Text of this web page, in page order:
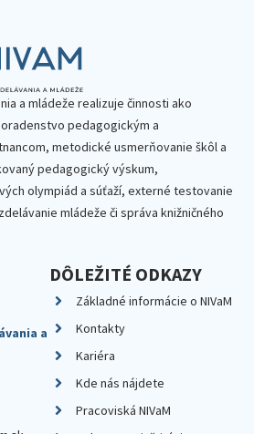
a mládeže realizuje činnosti ako
pedagogickým a
metodické usmerňovanie škôl a
pedagogický výskum,
olympiád a súťaží, externé testovanie
mládeže či správa knižničného
a
DÔLEŽITÉ ODKAZY
Základné informácie o NIVaM
Kontakty
Kariéra
Kde nás nájdete
Pracoviská NIVaM